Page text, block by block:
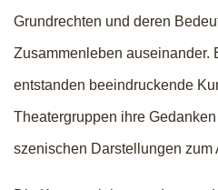
Grundrechten und deren
Zusammenleben auseinander.
entstanden beeindruckende
Theatergruppen ihre
szenischen Darstellungen zum